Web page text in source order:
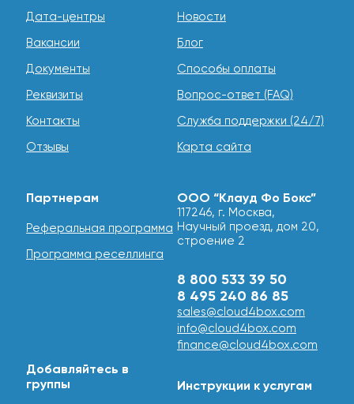
Дата-центры
Вакансии
Документы
Реквизиты
Контакты
Отзывы
Новости
Блог
Способы оплаты
Вопрос-ответ (FAQ)
Служба поддержки (24/7)
Карта сайта
Партнерам
Реферальная программа
Программа реселлинга
Добавляйтесь в
группы
ООО “Клауд Фо Бокс”
117246, г. Москва,
Научный проезд, дом 20,
строение 2
8 800 533 39 50
8 495 240 86 85
sales@cloud4box.com
info@cloud4box.com
finance@cloud4box.com
Инструкции к услугам